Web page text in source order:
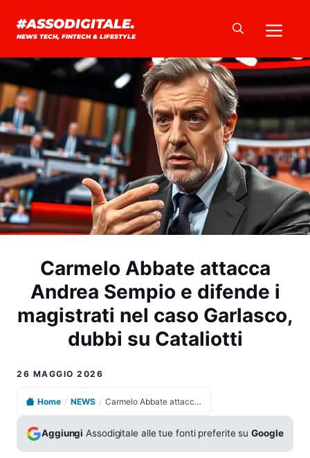
#ASSODIGITALE.
NEWS TECH, FINTECH & LIFESTYLE
Carmelo Abbate attacca
Andrea Sempio e difende i
magistrati nel caso Garlasco,
dubbi su Cataliotti
26 MAGGIO 2026
Home / NEWS / Carmelo Abbate attacca Andrea Sempio e difende i magistrati nel caso Garlasco, dubbi su Cataliotti
Aggiungi Assodigitale alle tue fonti preferite suGoogle